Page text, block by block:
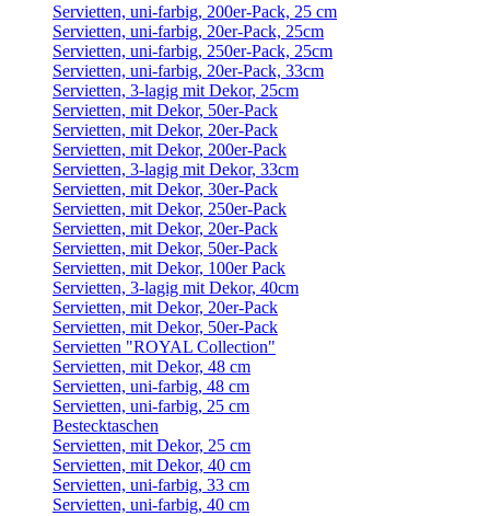
Servietten, uni-farbig, 200er-Pack, 25 cm
Servietten, uni-farbig, 20er-Pack, 25cm
Servietten, uni-farbig, 250er-Pack, 25cm
Servietten, uni-farbig, 20er-Pack, 33cm
Servietten, 3-lagig mit Dekor, 25cm
Servietten, mit Dekor, 50er-Pack
Servietten, mit Dekor, 20er-Pack
Servietten, mit Dekor, 200er-Pack
Servietten, 3-lagig mit Dekor, 33cm
Servietten, mit Dekor, 30er-Pack
Servietten, mit Dekor, 250er-Pack
Servietten, mit Dekor, 20er-Pack
Servietten, mit Dekor, 50er-Pack
Servietten, mit Dekor, 100er Pack
Servietten, 3-lagig mit Dekor, 40cm
Servietten, mit Dekor, 20er-Pack
Servietten, mit Dekor, 50er-Pack
Servietten "ROYAL Collection"
Servietten, mit Dekor, 48 cm
Servietten, uni-farbig, 48 cm
Servietten, uni-farbig, 25 cm
Bestecktaschen
Servietten, mit Dekor, 25 cm
Servietten, mit Dekor, 40 cm
Servietten, uni-farbig, 33 cm
Servietten, uni-farbig, 40 cm